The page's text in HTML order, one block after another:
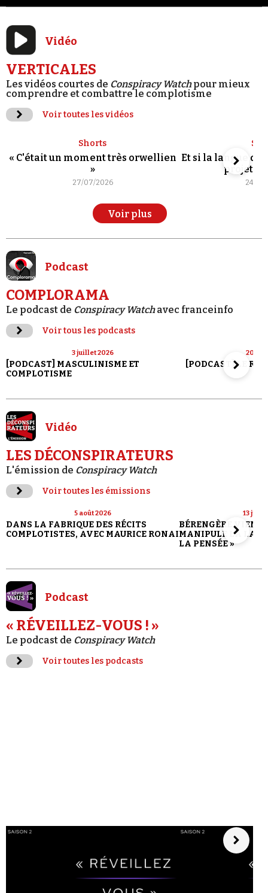
Vidéo
VERTICALES
Les vidéos courtes de Conspiracy Watchpour mieux
comprendre et combattre le complotisme
Voir toutes les vidéos
Shorts
« C'était un moment très orwellien
»
27/07/2026
Et si la langue de
projet
24/
Voir plus
Podcast
COMPLORAMA
Le podcast de Conspiracy Watchavec franceinfo
Voir tous les podcasts
3 juillet 2026
[PODCAST] MASCULINISME ET
COMPLOTISME
20
[PODCAST] LE
Vidéo
LES DÉCONSPIRATEURS
L'émission de Conspiracy Watch
Voir toutes les émissions
5 août 2026
DANS LA FABRIQUE DES RÉCITS
COMPLOTISTES, AVEC MAURICE RONAI
13
BÉRENGÈRE
MANIPULE LA
LA PENSÉE »
Podcast
« RÉVEILLEZ-VOUS ! »
Le podcast de Conspiracy Watch
Voir toutes les podcasts